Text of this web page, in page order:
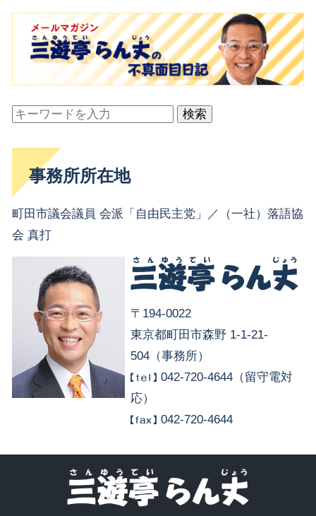
検索
事務所所在地
町田市議会議員 会派「自由民主党」／（一社）落語協
会 真打
〒194-0022
東京都町田市森野 1-1-21-
504（事務所）
042-720-4644（留守電対
応）
042-720-4644